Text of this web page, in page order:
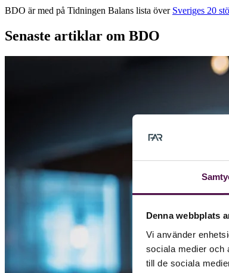
Denna webbplats
Vi använder
sociala medier och
till de sociala
BDO är med på Tidningen Balans lista över Sveriges 20
Senaste artiklar om BDO